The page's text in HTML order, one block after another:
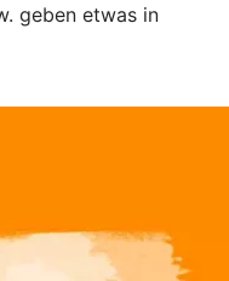
geben etwas in